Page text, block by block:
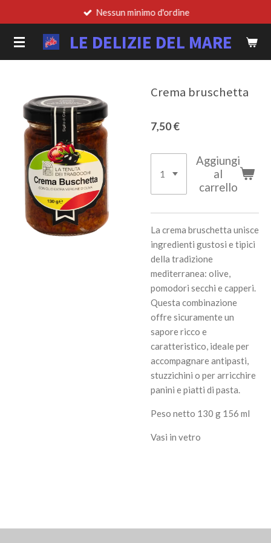
al
contenuto
LE DELIZIE DEL MARE
Nessun minimo d'ordine
Crema bruschetta
7,50 €
Aggiungi
al
carrello
La crema bruschetta unisce
ingredienti gustosi e tipici
della tradizione
mediterranea: olive,
pomodori secchi e capperi.
Questa combinazione
offre sicuramente un
sapore ricco e
caratteristico, ideale per
accompagnare antipasti,
stuzzichini o per arricchire
panini e piatti di pasta.
Peso netto 130 g 156 ml
Vasi in vetro